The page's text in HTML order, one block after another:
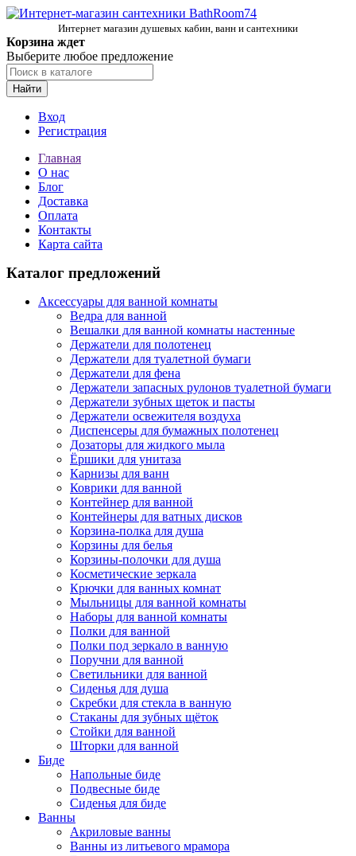
Интернет магазин душевых кабин, ванн и сантехники
Корзина ждет
Выберите любое предложение
Найти
Вход
Регистрация
Главная
О нас
Блог
Доставка
Оплата
Контакты
Карта сайта
Каталог предложений
Аксессуары для ванной комнаты
Ведра для ванной
Вешалки для ванной комнаты настенные
Держатели для полотенец
Держатели для туалетной бумаги
Держатели для фена
Держатели запасных рулонов туалетной бумаги
Держатели зубных щеток и пасты
Держатели освежителя воздуха
Диспенсеры для бумажных полотенец
Дозаторы для жидкого мыла
Ёршики для унитаза
Карнизы для ванн
Коврики для ванной
Контейнер для ванной
Контейнеры для ватных дисков
Корзина-полка для душа
Корзины для белья
Корзины-полочки для душа
Косметические зеркала
Крючки для ванных комнат
Мыльницы для ванной комнаты
Наборы для ванной комнаты
Полки для ванной
Полки под зеркало в ванную
Поручни для ванной
Светильники для ванной
Сиденья для душа
Скребки для стекла в ванную
Стаканы для зубных щёток
Стойки для ванной
Шторки для ванной
Биде
Напольные биде
Подвесные биде
Сиденья для биде
Ванны
Акриловые ванны
Ванны из литьевого мрамора